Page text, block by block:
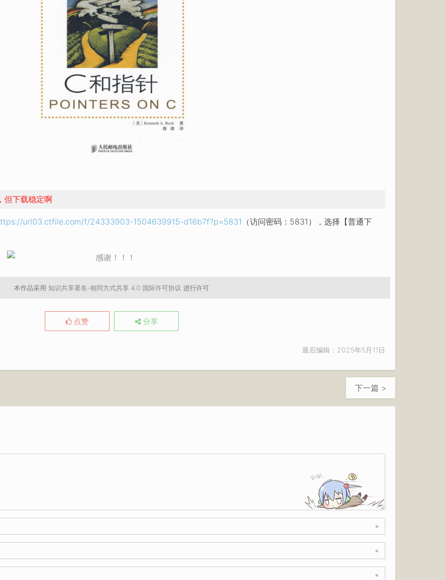
但下载稳定啊
url03.ctfile.com/f/24333903-1504639915-d16b7f?p=5831 （访问密码：5831），选择【普通下
本作品采用 知识共享署名-相同方式共享 4.0 国际许可协议 进行许可
点赞 分享
最后编辑：2025年5月11日
下一篇 >
*
*
*